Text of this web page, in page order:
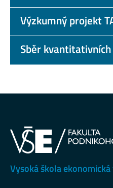
Výzkumný projekt
Sběr
Vysoká škola ekonomická